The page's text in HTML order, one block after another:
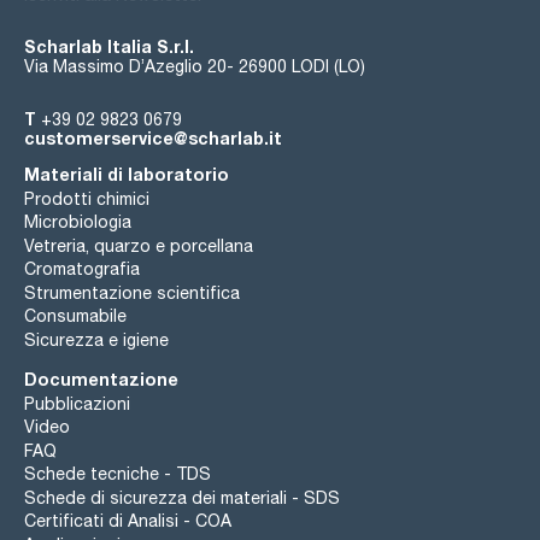
Scharlab Italia S.r.l.
Via Massimo D’Azeglio 20- 26900 LODI (LO)
T +39 02 9823 0679
customerservice@scharlab.it
Materiali di laboratorio
Prodotti chimici
Microbiologia
Vetreria, quarzo e porcellana
Cromatografia
Strumentazione scientifica
Consumabile
Sicurezza e igiene
Documentazione
Pubblicazioni
Video
FAQ
Schede tecniche - TDS
Schede di sicurezza dei materiali - SDS
Certificati di Analisi - COA